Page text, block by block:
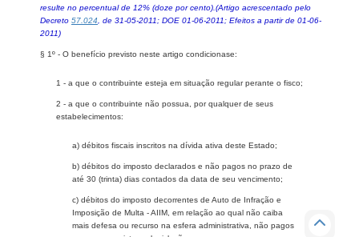
resulte no percentual de 12% (doze por cento).(Artigo acrescentado pelo
Decreto 57.024 , de 31-05-2011; DOE 01-06-2011; Efeitos a partir de 01-06-
2011)
§ 1º - O benefício previsto neste artigo condicionase:
1 - a que o contribuinte esteja em situação regular perante o fisco;
2 - a que o contribuinte não possua, por qualquer de seus
estabelecimentos:
a) débitos fiscais inscritos na dívida ativa deste Estado;
b) débitos do imposto declarados e não pagos no prazo de
até 30 (trinta) dias contados da data de seu vencimento;
c) débitos do imposto decorrentes de Auto de Infração e
Imposição de Multa - AIIM, em relação ao qual não caiba
mais defesa ou recurso na esfera administrativa, não pagos